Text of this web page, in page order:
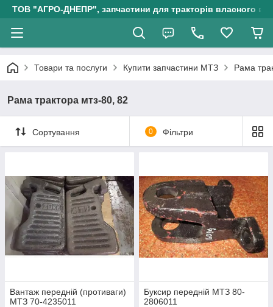
ТОВ "АГРО-ДНЕПР", запчастини для тракторів власного
Товари та послуги Купити запчастини МТЗ Рама
Рама трактора мтз-80, 82
Сортування 0 Фільтри
Вантаж передній (противаги)
МТЗ 70-4235011
Буксир передній МТЗ 80-
2806011